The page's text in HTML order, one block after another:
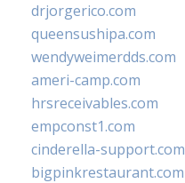
drjorgerico.com
queensushipa.com
wendyweimerdds.com
ameri-camp.com
hrsreceivables.com
empconst1.com
cinderella-support.com
bigpinkrestaurant.com